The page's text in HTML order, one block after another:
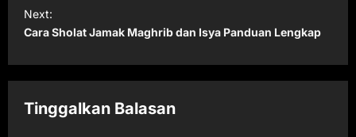
t
n
a
v
i
Next:
Cara Sholat Jamak Maghrib dan Isya Panduan Lengkap
Tinggalkan Balasan